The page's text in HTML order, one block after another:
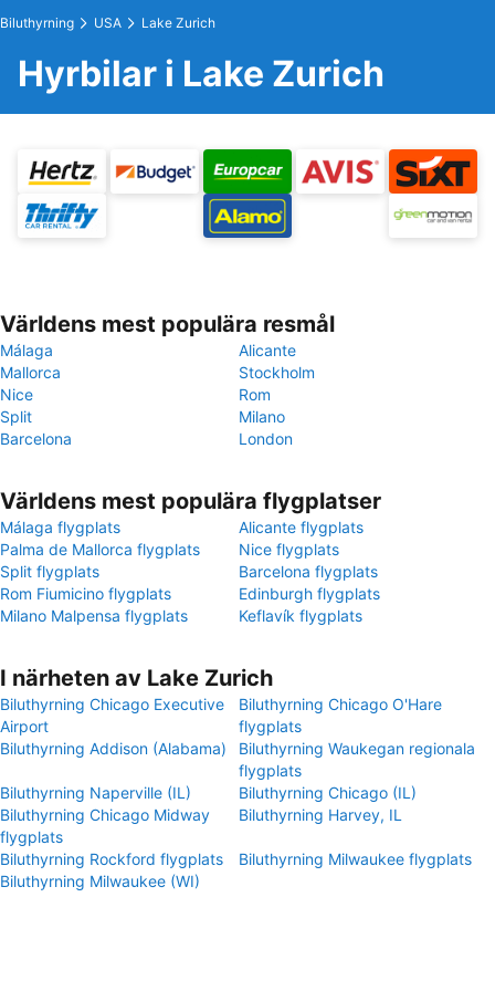
Biluthyrning USA Lake Zurich
Hyrbilar i Lake Zurich
Världens mest populära resmål
Málaga
Alicante
Mallorca
Stockholm
Nice
Rom
Split
Milano
Barcelona
London
Världens mest populära flygplatser
Málaga flygplats
Alicante flygplats
Palma de Mallorca flygplats
Nice flygplats
Split flygplats
Barcelona flygplats
Rom Fiumicino flygplats
Edinburgh flygplats
Milano Malpensa flygplats
Keflavík flygplats
I närheten av Lake Zurich
Biluthyrning Chicago Executive
Airport
Biluthyrning Chicago O'Hare
flygplats
Biluthyrning Addison (Alabama)
Biluthyrning Waukegan regionala
flygplats
Biluthyrning Naperville (IL)
Biluthyrning Chicago (IL)
Biluthyrning Chicago Midway
flygplats
Biluthyrning Harvey, IL
Biluthyrning Rockford flygplats
Biluthyrning Milwaukee flygplats
Biluthyrning Milwaukee (WI)